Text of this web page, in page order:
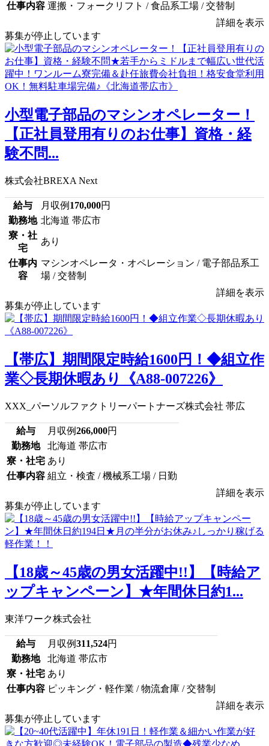
仕事内容 運搬・フォークリフト / 食品系工場 / 交替制
詳細を表示
募集が停止しています
小型電子部品のマシンオペレーター！
【正社員登用有りのお仕事】資格・経
験不問...
株式会社BREXA Next
給与 月収例 170,000円
勤務地 北海道 帯広市
寮・社
宅
あり
仕事内
容
マシンオペレータ・オペレーション / 電子部品系工
場 / 交替制
詳細を表示
募集が停止しています
【帯広】期間限定時給1600円！◆組立作
業◇長期休暇あり《A88-007226》
XXX_パーソルファクトリーパートナーズ株式会社 帯広
給与 月収例266,000円
勤務地
北海道 帯広市
寮・社宅 あり
仕事内容 組立・検査 / 機械系工場 / 日勤
詳細を表示
募集が停止しています
【18歳～45歳の男女活躍中!!】【時給ア
ップキャンペーン】★年間休日約1...
東洋ワーク株式会社
給与 月収例311,524円
勤務地
北海道 帯広市
寮・社宅 あり
仕事内容 ピッキング・軽作業 / 物流倉庫 / 交替制
詳細を表示
募集が停止しています